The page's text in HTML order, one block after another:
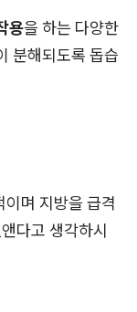
용을 하는 다양한
분해되도록 돕습
며 지방을 급격
다고 생각하시